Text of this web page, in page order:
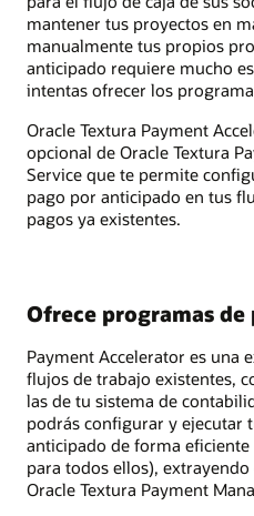
mantener tus proyectos en
manualmente tus propios
anticipado requiere mucho
intentas ofrecer los
Oracle Textura Payment
opcional de Oracle Textura
Service que te permite
pago por anticipado en tus
pagos ya existentes.
Ofrece programas
Payment Accelerator es una
flujos de trabajo existentes,
las de tu sistema de
podrás configurar y ejecutar
anticipado de forma
para todos ellos),
Oracle Textura Payment